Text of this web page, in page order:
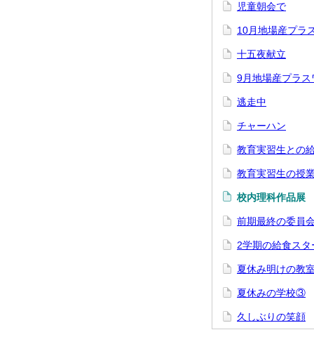
児童朝会で
10月地場産プラ
十五夜献立
9月地場産プラ
逃走中
チャーハン
教育実習生との
教育実習生の授
校内理科作品展
前期最終の委員
2学期の給食スタ
夏休み明けの教
夏休みの学校③
久しぶりの笑顔